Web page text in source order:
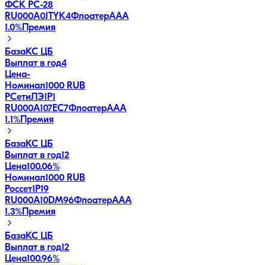
ФСК РС-28
RU000A0JTYK4ФлоатерAAA
1.0%Премия
БазаКС ЦБ
Выплат в год4
Цена-
Номинал1000 RUB
РСетиЛЭ1P1
RU000A107EC7ФлоатерAAA
1.1%Премия
БазаКС ЦБ
Выплат в год12
Цена100.06%
Номинал1000 RUB
Россет1Р19
RU000A10DM96ФлоатерAAA
1.3%Премия
БазаКС ЦБ
Выплат в год12
Цена100.96%